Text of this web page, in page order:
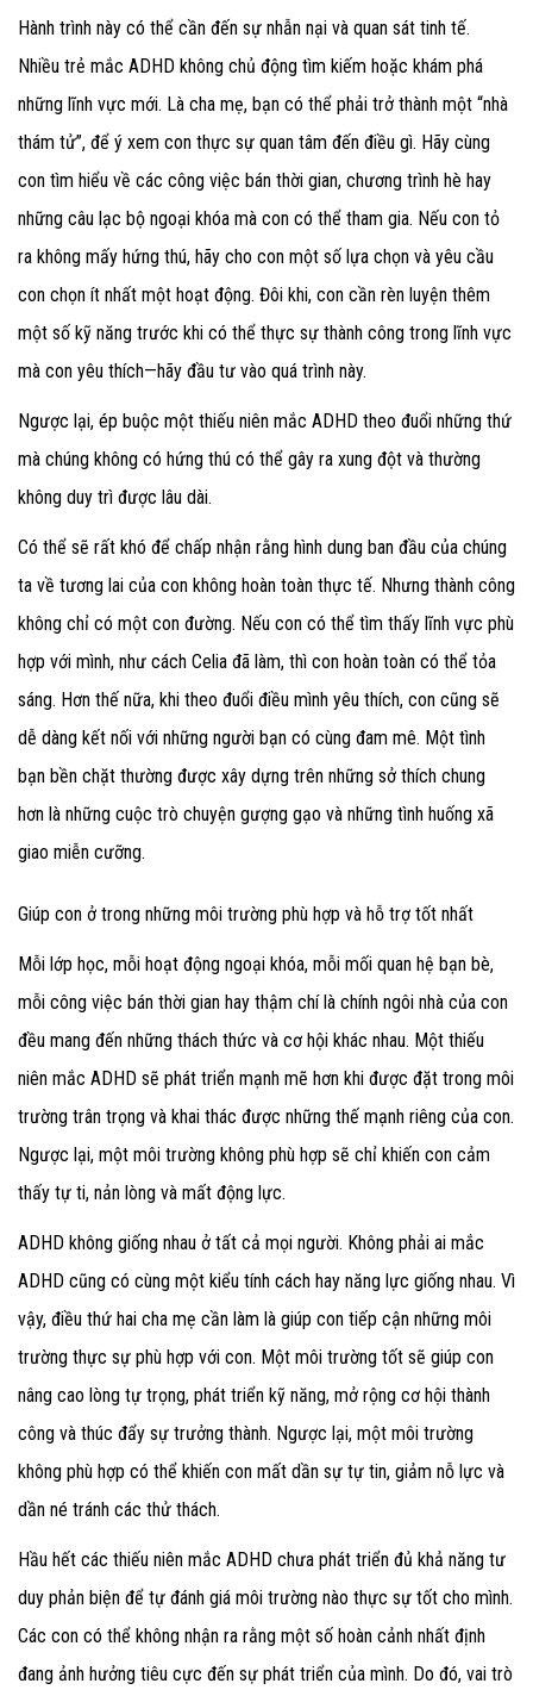
Hành trình này có thể cần đến sự nhẫn nại và quan sát tinh tế.
Nhiều trẻ mắc ADHD không chủ động tìm kiếm hoặc khám phá
những lĩnh vực mới. Là cha mẹ, bạn có thể phải trở thành một “nhà
thám tử”, để ý xem con thực sự quan tâm đến điều gì. Hãy cùng
con tìm hiểu về các công việc bán thời gian, chương trình hè hay
những câu lạc bộ ngoại khóa mà con có thể tham gia. Nếu con tỏ
ra không mấy hứng thú, hãy cho con một số lựa chọn và yêu cầu
con chọn ít nhất một hoạt động. Đôi khi, con cần rèn luyện thêm
một số kỹ năng trước khi có thể thực sự thành công trong lĩnh vực
mà con yêu thích—hãy đầu tư vào quá trình này.
Ngược lại, ép buộc một thiếu niên mắc ADHD theo đuổi những thứ
mà chúng không có hứng thú có thể gây ra xung đột và thường
không duy trì được lâu dài.
Có thể sẽ rất khó để chấp nhận rằng hình dung ban đầu của chúng
ta về tương lai của con không hoàn toàn thực tế. Nhưng thành công
không chỉ có một con đường. Nếu con có thể tìm thấy lĩnh vực phù
hợp với mình, như cách Celia đã làm, thì con hoàn toàn có thể tỏa
sáng. Hơn thế nữa, khi theo đuổi điều mình yêu thích, con cũng sẽ
dễ dàng kết nối với những người bạn có cùng đam mê. Một tình
bạn bền chặt thường được xây dựng trên những sở thích chung
hơn là những cuộc trò chuyện gượng gạo và những tình huống xã
giao miễn cưỡng.
Giúp con ở trong những môi trường phù hợp và hỗ trợ tốt nhất
Mỗi lớp học, mỗi hoạt động ngoại khóa, mỗi mối quan hệ bạn bè,
mỗi công việc bán thời gian hay thậm chí là chính ngôi nhà của con
đều mang đến những thách thức và cơ hội khác nhau. Một thiếu
niên mắc ADHD sẽ phát triển mạnh mẽ hơn khi được đặt trong môi
trường trân trọng và khai thác được những thế mạnh riêng của con.
Ngược lại, một môi trường không phù hợp sẽ chỉ khiến con cảm
thấy tự ti, nản lòng và mất động lực.
ADHD không giống nhau ở tất cả mọi người. Không phải ai mắc
ADHD cũng có cùng một kiểu tính cách hay năng lực giống nhau. Vì
vậy, điều thứ hai cha mẹ cần làm là giúp con tiếp cận những môi
trường thực sự phù hợp với con. Một môi trường tốt sẽ giúp con
nâng cao lòng tự trọng, phát triển kỹ năng, mở rộng cơ hội thành
công và thúc đẩy sự trưởng thành. Ngược lại, một môi trường
không phù hợp có thể khiến con mất dần sự tự tin, giảm nỗ lực và
dần né tránh các thử thách.
Hầu hết các thiếu niên mắc ADHD chưa phát triển đủ khả năng tư
duy phản biện để tự đánh giá môi trường nào thực sự tốt cho mình.
Các con có thể không nhận ra rằng một số hoàn cảnh nhất định
đang ảnh hưởng tiêu cực đến sự phát triển của mình. Do đó, vai trò